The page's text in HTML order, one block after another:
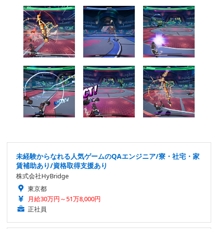
未経験からなれる人気ゲームのQAエンジニア/寮・社宅・家
賃補助あり/資格取得支援あり
株式会社HyBridge
東京都
月給30万円～51万8,000円
正社員